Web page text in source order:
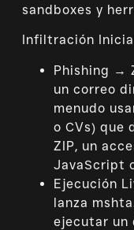
sandboxes y
Infiltración Inicial
Phishing →
un correo
menudo
o CVs) que
ZIP, un
JavaScript
Ejecución
lanza
ejecutar un